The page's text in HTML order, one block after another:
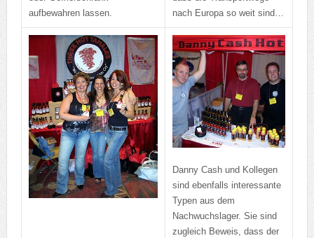
aufbewahren lassen.
nach Europa so weit sind…
Danny Cash und Kollegen
sind ebenfalls interessante
Typen aus dem
Nachwuchslager. Sie sind
zugleich Beweis, dass der